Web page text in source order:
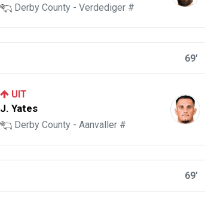
Derby County - Verdediger #
69'
UIT
J. Yates
Derby County - Aanvaller #
69'